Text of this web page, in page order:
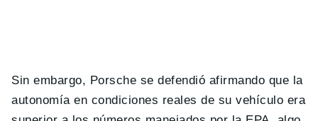
Sin embargo, Porsche se defendió afirmando que la
autonomía en condiciones reales de su vehículo era